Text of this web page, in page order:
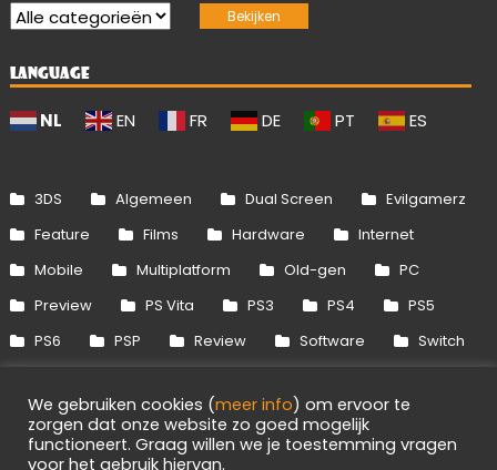
LANGUAGE
NL EN FR DE PT ES
3DS Algemeen Dual Screen
Evilgamerz
Feature
Films Hardware
Internet
Mobile
Multiplatform Old-gen
PC
Preview
PS Vita PS3 PS4
PS5
PS6
PSP Review Software
Switch
Xbox 360
Xbox One Xbox Series
We gebruiken cookies (meer info) om ervoor te
zorgen dat onze website zo goed mogelijk
functioneert. Graag willen we je toestemming vragen
voor het gebruik hiervan.